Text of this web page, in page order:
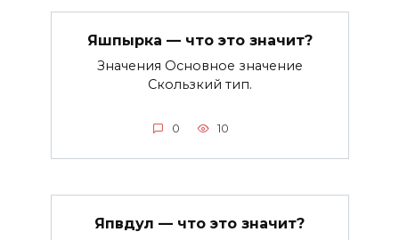
Яшпырка — что это значит?
Значения Основное значение
Скользкий тип.
0 10
Япвдул — что это значит?